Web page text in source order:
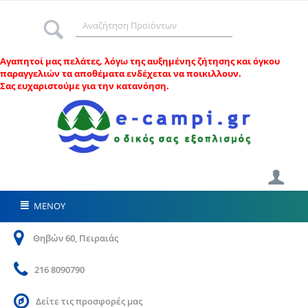
Αγαπητοί μας πελάτες, λόγω της αυξημένης ζήτησης και όγκου
παραγγελιών τα αποθέματα ενδέχεται να ποικιλλουν.
Σας ευχαριστούμε για την κατανόηση.
ΜΕΝΟΥ
Θηβών 60, Πειραιάς
216 8090790
Δείτε τις προσφορές μας